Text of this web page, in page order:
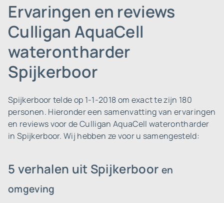
Ervaringen en reviews
Culligan AquaCell
waterontharder
Spijkerboor
Spijkerboor telde op 1-1-2018 om exact te zijn 180
personen. Hieronder een samenvatting van ervaringen
en reviews voor de Culligan AquaCell waterontharder
in Spijkerboor. Wij hebben ze voor u samengesteld:
5 verhalen uit Spijkerboor en
omgeving